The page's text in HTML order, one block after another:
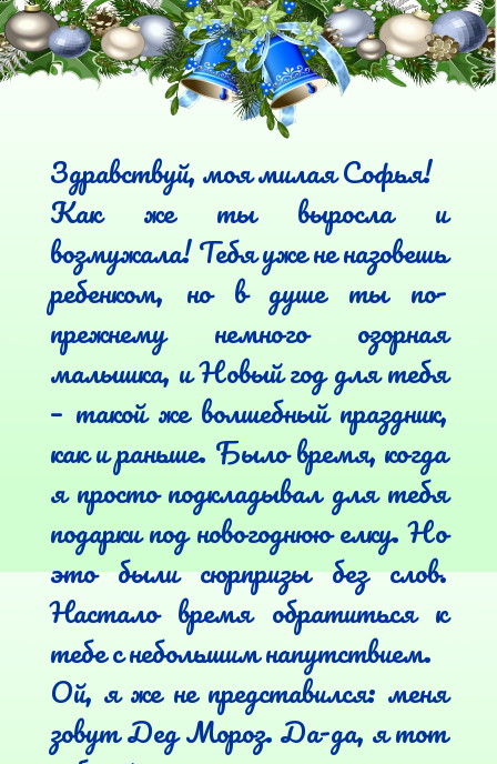
Здравствуй, моя милая Софья!
Как же ты выросла и
возмужала! Тебя уже не назовешь
ребенком, но в душе ты по-
прежнему немного озорная
малышка, и Новый год для тебя
– такой же волшебный праздник,
как и раньше. Было время, когда
я просто подкладывал для тебя
подарки под новогоднюю елку. Но
это были сюрпризы без слов.
Настало время обратиться к
тебе с небольшим напутствием.
Ой, я же не представился: меня
зовут Дед Мороз. Да-да, я тот